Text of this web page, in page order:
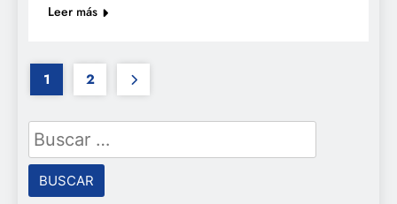
Leer más
1 2
Buscar: